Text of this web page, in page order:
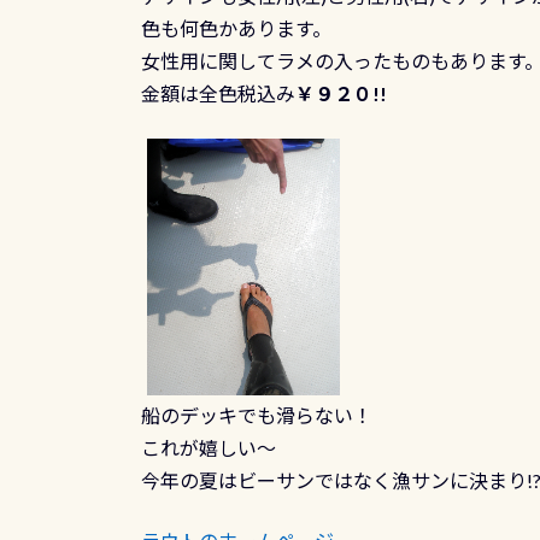
色も何色かあります。
女性用に関してラメの入ったものもあります
金額は全色税込み￥９２０!!
船のデッキでも滑らない！
これが嬉しい～
今年の夏はビーサンではなく漁サンに決まり!?